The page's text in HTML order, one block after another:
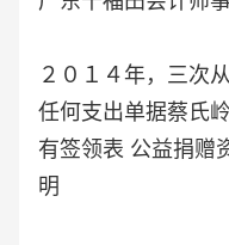
２０１４年，三次
任何支出单据蔡氏
有签领表 公益捐赠
明